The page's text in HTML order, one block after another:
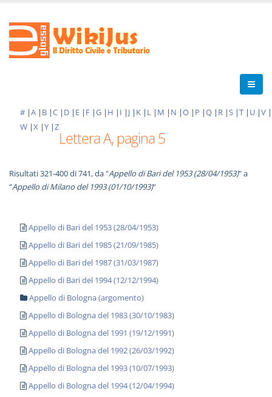
# |A | B |C | D | E | F |G | H | I | J | K | L | M | N |O | P |Q | R |S |T | U |V |
W |X |Y |Z
Lettera A, pagina 5
Risultati 321-400 di 741, da "Appello di Bari del 1953 (28/04/1953)" a
"Appello di Milano del 1993 (01/10/1993)"
Appello di Bari del 1953 (28/04/1953)
Appello di Bari del 1985 (21/09/1985)
Appello di Bari del 1987 (31/03/1987)
Appello di Bari del 1994 (12/12/1994)
Appello di Bologna (argomento)
Appello di Bologna del 1983 (30/10/1983)
Appello di Bologna del 1991 (19/12/1991)
Appello di Bologna del 1992 (26/03/1992)
Appello di Bologna del 1993 (10/07/1993)
Appello di Bologna del 1994 (12/04/1994)